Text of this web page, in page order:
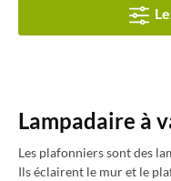
Lampadaire à
Les plafonniers sont des
Ils éclairent le mur et le